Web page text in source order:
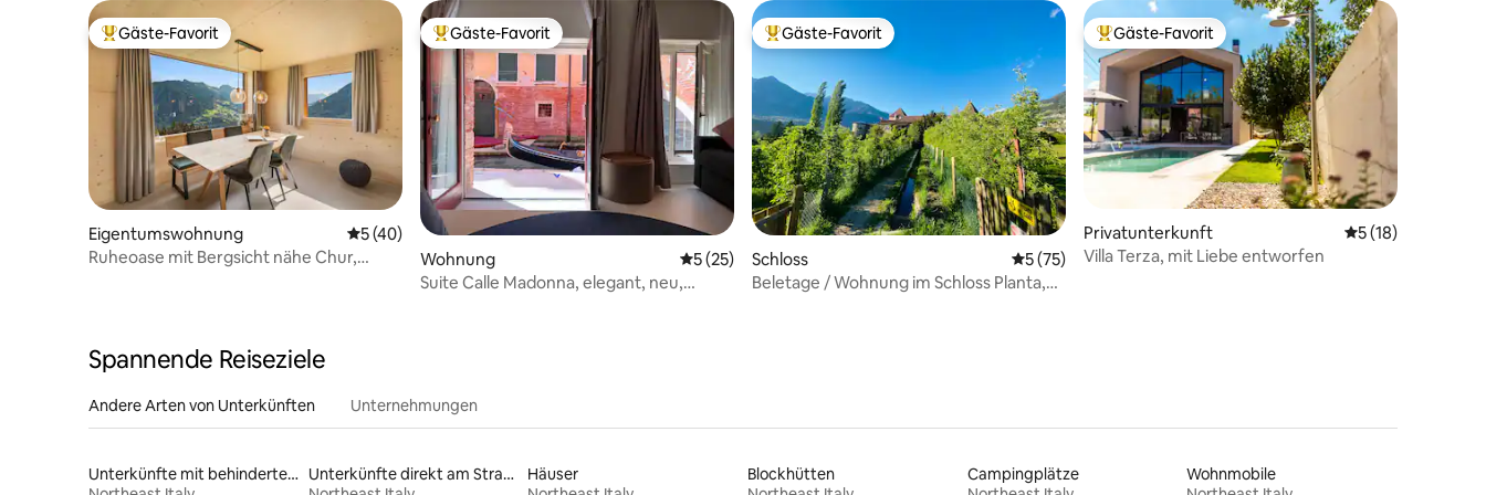
Beliebter Gäste-Favorit.
Gäste-Favorit
Eigentumswohnung Durchschnittliche Bewertung: 5 von 5, 40 Bewertungen
5 (40)
Ruheoase mit Bergsicht nähe Chur,
Beliebter Gäste-Favorit.
Gäste-Favorit
Wohnung Durchschnittliche Bewertung: 5 von 5, 25 Bewertungen
5 (25)
Suite Calle Madonna, elegant, neu,
Beliebter Gäste-Favorit.
Gäste-Favorit
Schloss Durchschnittliche Bewertung: 5 von 5, 75 Bewertungen
5 (75)
Beletage / Wohnung im Schloss Planta,
Beliebter Gäste-Favorit.
Gäste-Favorit
Privatunterkunft Durchschnittliche
5 (18)
Villa Terza, mit Liebe entworfen
Spannende Reiseziele
Andere Arten von Unterkünften Unternehmungen
Unterkünfte mit behindertengerechtem WC
Unterkünfte direkt am Strand
Häuser
Blockhütten
Campingplätze
Wohnmobile